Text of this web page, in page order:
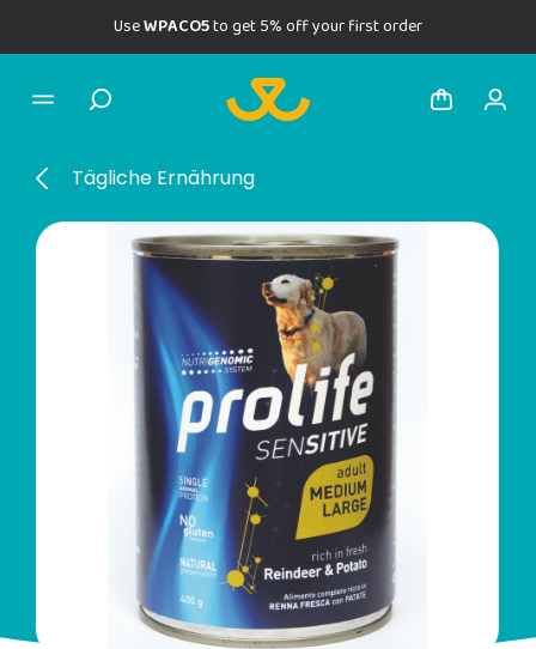
UseWPACO5to get 5% off your first order
Tägliche Ernährung